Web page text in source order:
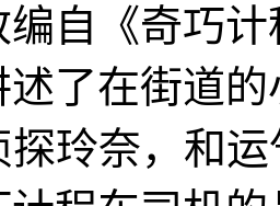
《奇巧计
述了在街道
探玲奈，和